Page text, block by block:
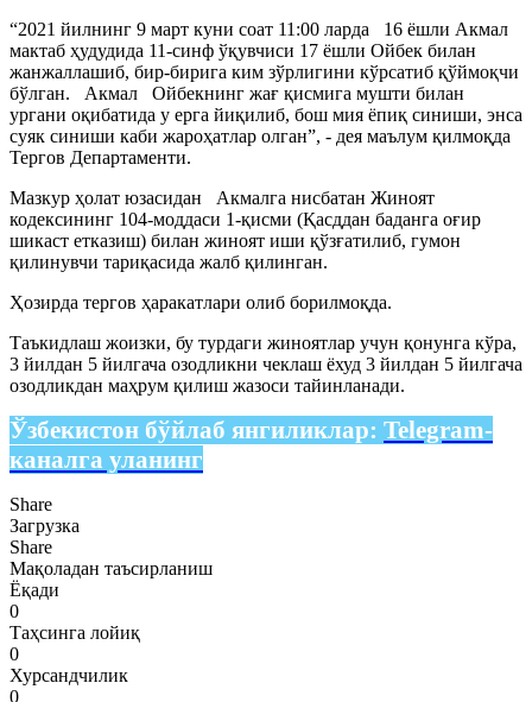
“2021 йилнинг 9 март куни соат 11:00 ларда 16 ёшли Акмал
мактаб ҳудудида 11-синф ўқувчиси 17 ёшли Ойбек билан
жанжаллашиб, бир-бирига ким зўрлигини кўрсатиб қўймоқчи
бўлган. Акмал Ойбекнинг жағ қисмига мушти билан
ургани оқибатида у ерга йиқилиб, бош мия ёпиқ синиши, энса
суяк синиши каби жароҳатлар олган”, - дея маълум қилмоқда
Тергов Департаменти.
Мазкур ҳолат юзасидан Акмалга нисбатан Жиноят
кодексининг 104-моддаси 1-қисми (Қасддан баданга оғир
шикаст етказиш) билан жиноят иши қўзғатилиб, гумон
қилинувчи тариқасида жалб қилинган.
Ҳозирда тергов ҳаракатлари олиб борилмоқда.
Таъкидлаш жоизки, бу турдаги жиноятлар учун қонунга кўра,
3 йилдан 5 йилгача озодликни чеклаш ёхуд 3 йилдан 5 йилгача
озодликдан маҳрум қилиш жазоси тайинланади.
Ўзбекистон бўйлаб янгиликлар: Telegram-
каналга уланинг
Share
Загрузка
Share
Мақоладан таъсирланиш
Ёқади
0
Таҳсинга лойиқ
0
Хурсандчилик
0